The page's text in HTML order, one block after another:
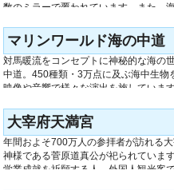
数のミラーで覆われています。また、
一に輝いています。地上から約123m
ご覧いただけます。また、恋人の聖地
室に永遠の愛を誓うスポットを設けて
お食事を楽しめるカフェもご用意して
マリンワールド海の中道
対馬暖流をコンセプトに神秘的な海の
中道。450種類・3万点に及ぶ海中生物
映像や音響で様々な演出を施していま
として、パノラマ大水槽や吹き抜け水
き物を観察できるように工夫されてい
水族館では、博多湾を背景にイルカシ
のユーモア溢れるショーは、多くの人
大宰府天満宮
年間およそ700万人の参拝者が訪れる
神様である菅原道真公が祀られていま
学業成就を祈願する人、外国人観光客
然に恵まれた天満宮周辺には、緑溢れ